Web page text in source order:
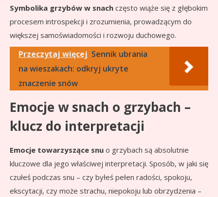
Symbolika grzybów w snach często wiąże się z głębokim
procesem introspekcji i zrozumienia, prowadzącym do
większej samoświadomości i rozwoju duchowego.
Przeczytaj więcej Sennik ubrania
na wieszakach: odkryj ukryte
znaczenie snów
Emocje w snach o grzybach –
klucz do interpretacji
Emocje towarzyszące snu o grzybach są absolutnie
kluczowe dla jego właściwej interpretacji. Sposób, w jaki się
czułeś podczas snu – czy byłeś pełen radości, spokoju,
ekscytacji, czy może strachu, niepokoju lub obrzydzenia –